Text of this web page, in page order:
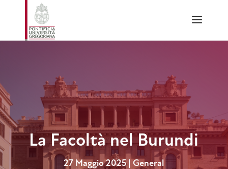
La Facoltà nel Burundi
27 Maggio 2025|General